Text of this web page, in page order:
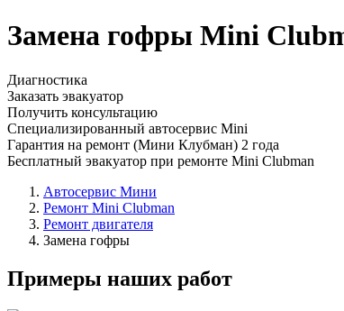
Замена гофры Mini
Диагностика
Заказать эвакуатор
Получить консультацию
Специализированный автосервис Mini
Гарантия на ремонт (Мини Клубман) 2 года
Бесплатный эвакуатор при ремонте Mini Clubman
Автосервис Мини
Ремонт Mini Clubman
Ремонт двигателя
Замена гофры
Примеры наших работ